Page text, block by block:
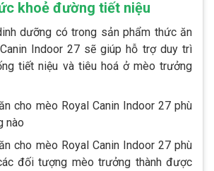
khoẻ đường tiết niệu
dưỡng có trong sản phẩm thức ăn
Indoor 27 sẽ giúp hỗ trợ duy trì
tiết niệu và tiêu hoá ở mèo trưởng
cho mèo Royal Canin Indoor 27 phù
nào
cho mèo Royal Canin Indoor 27 phù
đối tượng mèo trưởng thành được